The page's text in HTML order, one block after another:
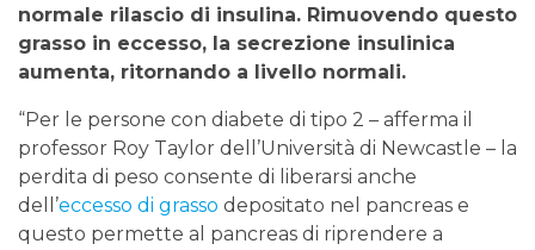
normale rilascio di insulina. Rimuovendo questo
grasso in eccesso, la secrezione insulinica
aumenta, ritornando a livello normali.
“Per le persone con diabete di tipo 2 – afferma il
professor Roy Taylor dell’Università di Newcastle – la
perdita di peso consente di liberarsi anche
dell’eccesso di grasso depositato nel pancreas e
questo permette al pancreas di riprendere a